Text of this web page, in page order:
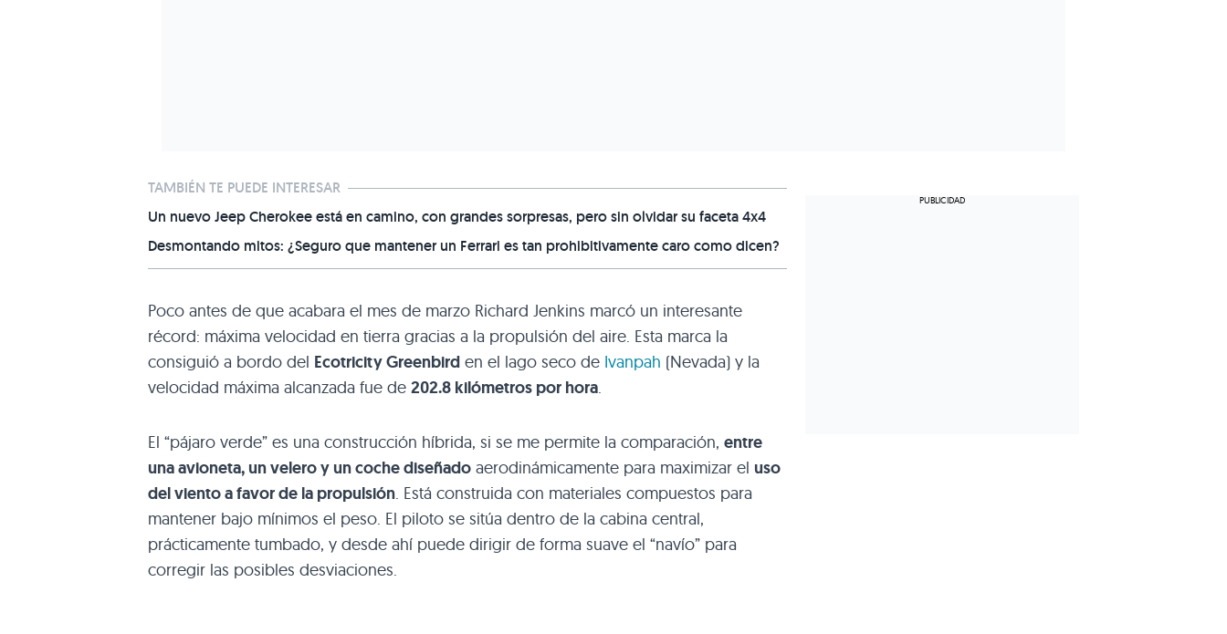
TAMBIÉN TE PUEDE INTERESAR
Un nuevo Jeep Cherokee está en camino, con grandes sorpresas, pero sin olvidar su faceta 4x4
Desmontando mitos: ¿Seguro que mantener un Ferrari es tan prohibitivamente caro como dicen?
Poco antes de que acabara el mes de marzo Richard Jenkins marcó un interesante
récord: máxima velocidad en tierra gracias a la propulsión del aire. Esta marca la
consiguió a bordo del Ecotricity Greenbird en el lago seco de Ivanpah (Nevada) y la
velocidad máxima alcanzada fue de 202.8 kilómetros por hora.
El “pájaro verde” es una construcción híbrida, si se me permite la comparación, entre
una avioneta, un velero y un coche diseñado aerodinámicamente para maximizar el uso
del viento a favor de la propulsión. Está construida con materiales compuestos para
mantener bajo mínimos el peso. El piloto se sitúa dentro de la cabina central,
prácticamente tumbado, y desde ahí puede dirigir de forma suave el “navío” para
corregir las posibles desviaciones.